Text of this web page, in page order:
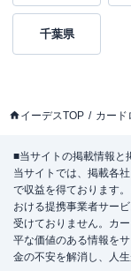
千葉県
イーデスTOP カード
■当サイトの掲載情報と
当サイトでは、掲載各
で収益を得ております
おける提携事業者サー
受けておりません。カ
平な価値のある情報を
金の不安を解消し、人